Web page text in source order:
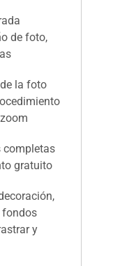
de foto,
la foto
completas
gratuito
fondos
y